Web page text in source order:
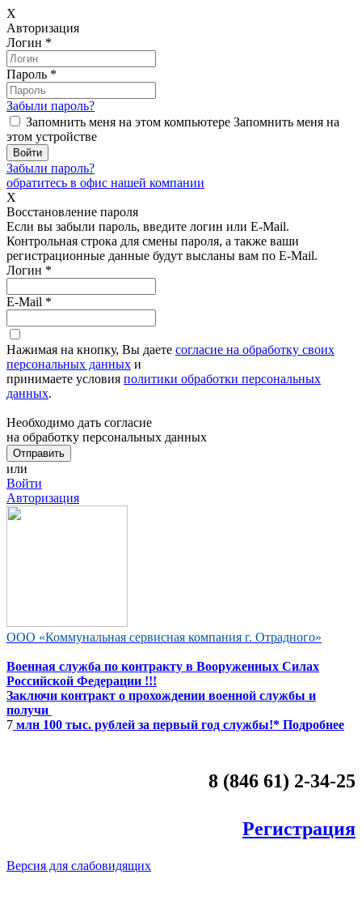
X
Авторизация
Логин *
Пароль *
Забыли пароль?
Запомнить меня на этом компьютере Запомнить меня на
этом устройстве
Забыли пароль?
обратитесь в офис нашей компании
X
Восстановление пароля
Если вы забыли пароль, введите логин или E-Mail.
Контрольная строка для смены пароля, а также ваши
регистрационные данные будут высланы вам по E-Mail.
Логин *
E-Mail *
Нажимая на кнопку, Вы даете согласие на обработку своих
персональных данных и
принимаете условия политики обработки персональных
данных.
Необходимо дать согласие
на обработку персональных данных
или
Войти
Авторизация
ООО «Коммунальная сервисная компания г. Отрадного»
Военная служба по контракту в Вооруженных Силах
Российской Федерации !!!
Заключи контракт о прохождении военной службы и
получи
7 млн 100 тыс. рублей за первый год службы!* Подробнее
8 (846 61) 2-34-25
Регистрация
Версия для слабовидящих